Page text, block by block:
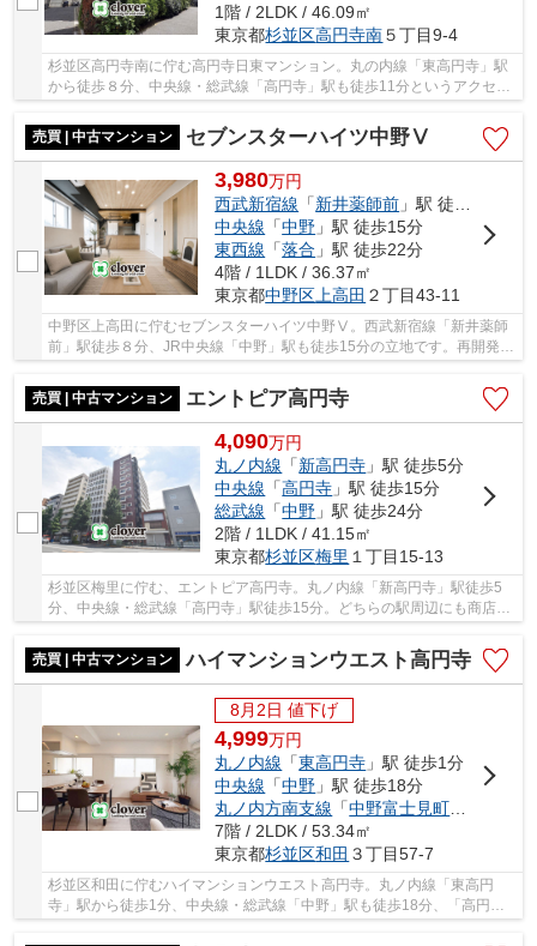
1階 / 2LDK / 46.09㎡
東京都杉並区高円寺南５丁目9-4
杉並区高円寺南に佇む高円寺日東マンション。丸の内線「東高円寺」駅
から徒歩８分、中央線・総武線「高円寺」駅も徒歩11分というアクセス
が魅力です。高円寺駅周辺に数多くある店舗や...
売買 | 中古マンション
セブンスターハイツ中野Ⅴ
3,980万円
西武新宿線 「新井薬師前 」駅 徒歩8分
中央線 「中野 」駅 徒歩15分
東西線 「落合 」駅 徒歩22分
4階 / 1LDK / 36.37㎡
東京都中野区上高田 ２丁目43-11
中野区上高田に佇むセブンスターハイツ中野Ⅴ。西武新宿線「新井薬師
前」駅徒歩８分、JR中央線「中野」駅も徒歩15分の立地です。再開発が
売買 | 中古マンション
エントピア高円寺
4,090万円
丸ノ内線 「新高円寺 」駅 徒歩5分
中央線 「高円寺 」駅 徒歩15分
総武線 「中野 」駅 徒歩24分
2階 / 1LDK / 41.15㎡
東京都杉並区梅里 １丁目15-13
杉並区梅里に佇む、エントピア高円寺。丸ノ内線「新高円寺」駅徒歩5
分、中央線・総武線「高円寺」駅徒歩15分。どちらの駅周辺にも商店街
売買 | 中古マンション
ハイマンションウエスト高円寺
8月2日 値下げ
4,999万円
丸ノ内線 「東高円寺 」駅 徒歩1分
中央線 「中野 」駅 徒歩18分
丸ノ内方南支線 「中野富士見町
7階 / 2LDK / 53.34㎡
東京都杉並区和田 ３丁目57-7
杉並区和田に佇むハイマンションウエスト高円寺。丸ノ内線「東高円
寺」駅から徒歩1分、中央線・総武線「中野」駅も徒歩18分、「高円